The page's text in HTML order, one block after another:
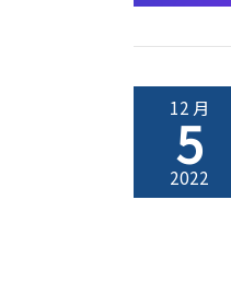
12 月
5
2022